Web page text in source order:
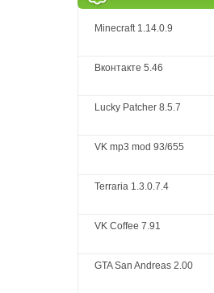
Minecraft 1.14.0.9
Вконтакте 5.46
Lucky Patcher 8.5.7
VK mp3 mod 93/655
Terraria 1.3.0.7.4
VK Coffee 7.91
GTA San Andreas 2.00